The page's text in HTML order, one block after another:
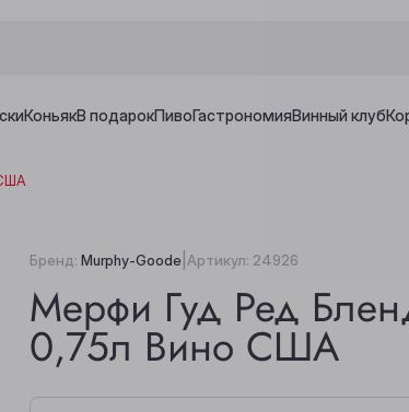
КоньякВ подарокПивоГастрономияВинный клуб
Бренд: Murphy-Goode| Артикул: 24926
Мерфи Гуд Ред
0,75л Вино США